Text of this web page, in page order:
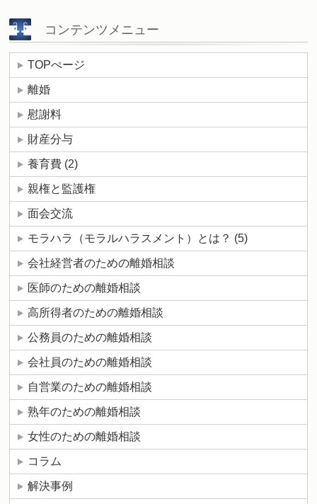
コンテンツメニュー
TOPぺージ
離婚
慰謝料
財産分与
養育費 (2)
親権と監護権
面会交流
モラハラ（モラルハラスメント）とは？ (5)
会社経営者のための離婚相談
医師のための離婚相談
高所得者のための離婚相談
公務員のための離婚相談
会社員のための離婚相談
自営業のための離婚相談
熟年のための離婚相談
女性のための離婚相談
コラム
解決事例